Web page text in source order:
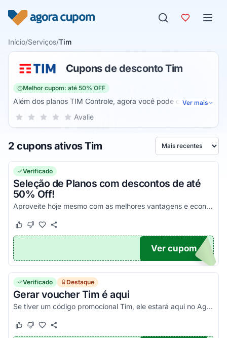
Início/Serviços/Tim
Cupons de desconto Tim
Melhor cupom: até 50% OFF
Além dos planos TIM Controle, agora você pode comprar os
melhores smartphones do mercado na loja oficial! Consulte
e móvel Tim. Através dele, você possui muito mais
economia em suas chamadas telefônicas, acesso à internet,
utilização de redes sociais (Facebook, Instagram, YouTube
e WhatsApp). São diversas opções de pacotes para você
escolher.
Ver mais
Sua nota para Tim, de 1 a 5 estrelas
5 estrelas
4 estrelas
3 estrelas
2 estrelas
1 estrela Avalie
2 cupons ativos Tim Ordenar por
Verificado
Seleção de Planos com descontos de até
50% Off!
Aproveite hoje mesmo com as melhores vantagens e economize nas suas compras da melhor maneira possível!
Este cupom funcionou
Este cupom não funcionou
TICO
Ver cupom
Verificado Destaque
Gerar voucher Tim é aqui
Se tiver um código promocional Tim, ele estará aqui no Agora Cupom. Confira!
Este cupom funcionou
Este cupom não funcionou